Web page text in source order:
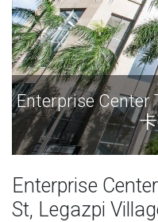
Enterprise Center
Enterprise
St, Legazpi